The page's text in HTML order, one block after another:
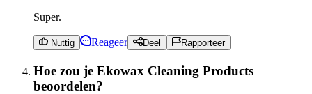
Super.
Nuttig Reageer Deel Rapporteer
Hoe zou je Ekowax Cleaning Products
beoordelen?